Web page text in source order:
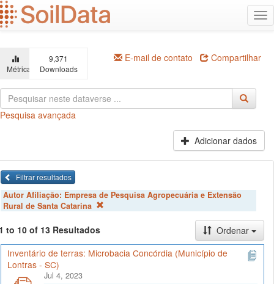
Ir
para
o
principal
Métricas
9,371
Downloads
E-mail de contato Compartilhar
Pesquisa avançada
Adicionar dados
Filtrar resultados
Autor Afiliação: Empresa de Pesquisa Agropecuária e Extensão
Rural de Santa Catarina
to 10 of 13 Resultados
Ordenar
Inventário de terras: Microbacia Concórdia (Município de
Lontras - SC)
Jul 4, 2023